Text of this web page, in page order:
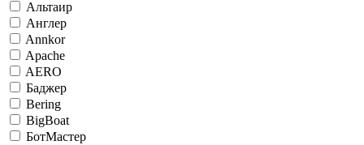
Альтаир
Англер
Annkor
Apache
AERO
Баджер
Bering
BigBoat
БотМастер